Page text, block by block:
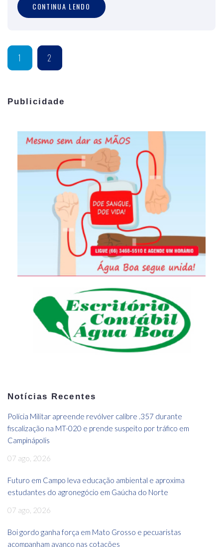
CONTINUA LENDO
1 2
Publicidade
Notícias Recentes
Polícia Militar apreende revólver calibre .357 durante
fiscalização na MT-020 e prende suspeito por tráfico em
Campinápolis
07 ago, 2026
Futuro em Campo leva educação ambiental e aproxima
estudantes do agronegócio em Gaúcha do Norte
07 ago, 2026
Boi gordo ganha força em Mato Grosso e pecuaristas
acompanham avanço nas cotações